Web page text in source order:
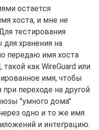
остается
хоста, и мне не
тестирования
хранения на
передаю имя хоста
как WireGuard или
имя, чтобы
переходе на другой
"умного дома"
одно и то же имя
и интеграцию.